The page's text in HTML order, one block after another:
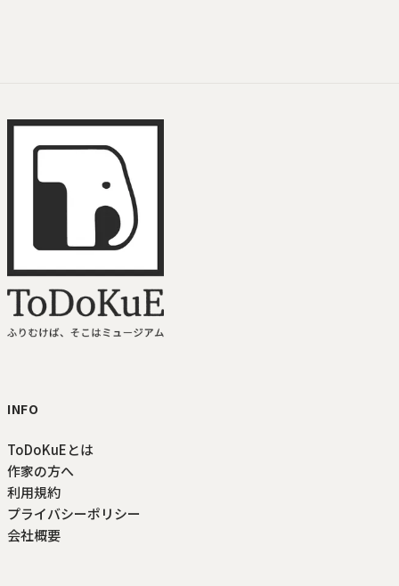
INFO
ToDoKuEとは
作家の方へ
利用規約
プライバシーポリシー
会社概要